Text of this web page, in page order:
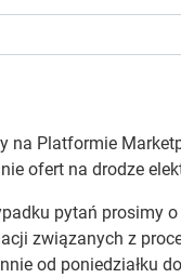
na Platformie
ofert na drodze
pytań prosimy
związanych z
od poniedziałku